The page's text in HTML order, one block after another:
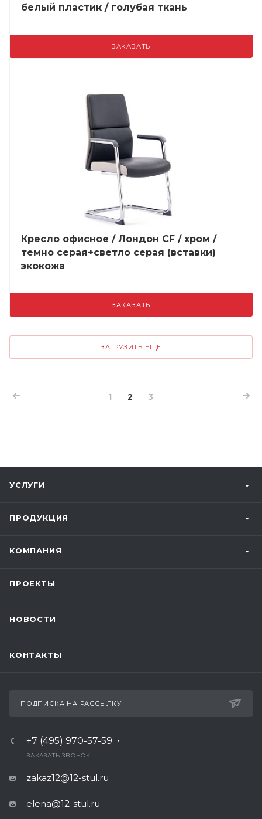
белый пластик / голубая ткань
ЗАКАЗАТЬ
Кресло офисное / Лондон CF / хром /
темно серая+светло серая (вставки)
экокожа
ЗАКАЗАТЬ
ЗАГРУЗИТЬ ЕЩЕ
1 2 3
УСЛУГИ
ПРОДУКЦИЯ
КОМПАНИЯ
ПРОЕКТЫ
НОВОСТИ
КОНТАКТЫ
ПОДПИСКА НА РАССЫЛКУ
+7 (495) 970-57-59
ЗАКАЗАТЬ ЗВОНОК
zakaz12@12-stul.ru
elena@12-stul.ru